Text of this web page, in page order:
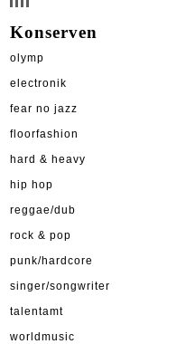
Konserven
olymp
electronik
fear no jazz
floorfashion
hard & heavy
hip hop
reggae/dub
rock & pop
punk/hardcore
singer/songwriter
talentamt
worldmusic